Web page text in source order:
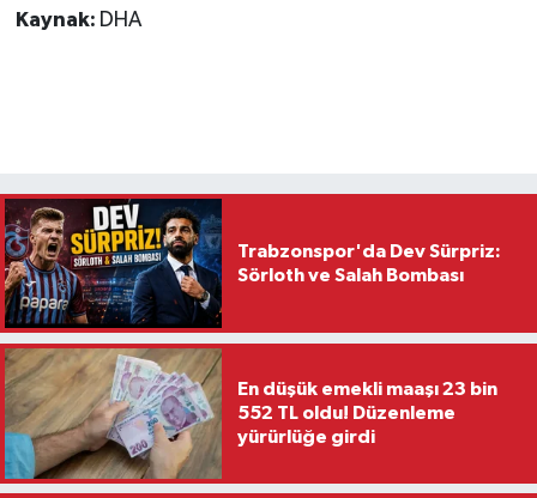
Kaynak: DHA
Trabzonspor'da Dev Sürpriz:
Sörloth ve Salah Bombası
En düşük emekli maaşı 23 bin
552 TL oldu! Düzenleme
yürürlüğe girdi